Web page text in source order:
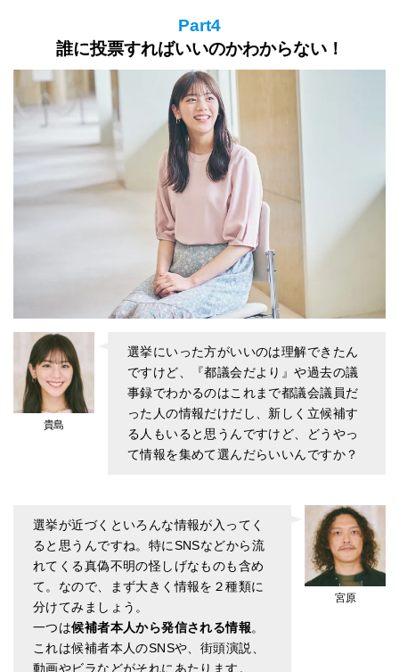
Part4
誰に投票すればいいのかわからない！
貴島
選挙にいった方がいいのは理解できたん
ですけど、『都議会だより』や過去の議
事録でわかるのはこれまで都議会議員だ
った人の情報だけだし、新しく立候補す
る人もいると思うんですけど、どうやっ
て情報を集めて選んだらいいんですか？
宮原
選挙が近づくといろんな情報が入ってく
ると思うんですね。特にSNSなどから流
れてくる真偽不明の怪しげなものも含め
て。なので、まず大きく情報を２種類に
分けてみましょう。
一つは候補者本人から発信される情報。
これは候補者本人のSNSや、街頭演説、
動画やビラなどがそれにあたります。